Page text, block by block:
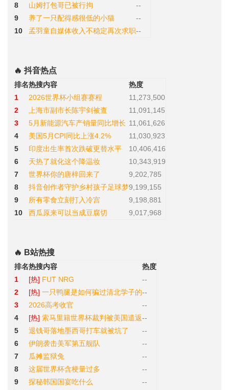
8 山姆打包哥已被行拘
--
9
养了一只配得感很低的小猫
--
10
孟羽童自媒体收入不稳定再次求职--
🔥 抖音热点
排名热搜内容
热度
1
2026世界杯小组赛赛程
11,273,500
2
上海市副市长陈宇剑被查
11,091,145
3
5月新能源汽车产销量同比增长 11,061,626
4
美国5月CPI同比上涨4.2%
11,030,923
5
印度出生率首次跌破更替水平
10,406,416
6
天热了就化这个降温妆
10,343,919
7
世界杯你的唐梓回来了
9,202,785
8
抖音创作者守护乡村孩子足球梦9,199,155
9
所有零食立刻打入冷宫
9,198,881
10
西瓜原来可以当成豆腐切 9,017,968
🔥 B站热搜
排名热搜内容
热度
1
[热] FUT NRG
--
2
[热] 一只鸭腿是如何骗过清北学子的--
3
2026高考收官
--
4
[热] 索马里籍世界杯裁判被美国遣返--
5
退钱哥落地墨西哥打车就被坑了
--
6
伊朗袭击美军第五舰队
--
7
瓜摊监狱兔
--
8
这届世界杯含梗量过多
--
9
探秘韩国国宴吃什么
--